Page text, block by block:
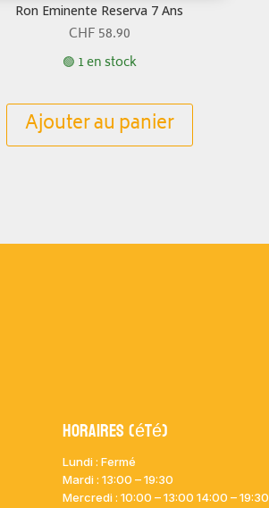
Ron Eminente Reserva 7 Ans
CHF 58.90
🟢 1 en stock
Ajouter au panier
Horaires (été)
Lundi : Fermé
Mardi : 13:00 – 19:30
Mercredi : 10:00 – 13:00 14:00 – 19:30